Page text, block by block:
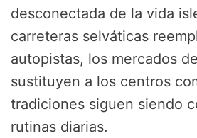
desconectada de la vida
carreteras selváticas
autopistas, los mercados
sustituyen a los centros
tradiciones siguen siendo
rutinas diarias.